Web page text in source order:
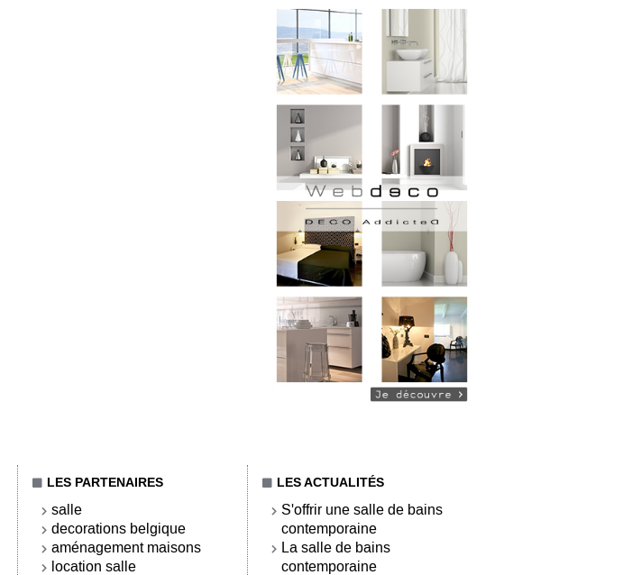
LES PARTENAIRES
salle
decorations belgique
aménagement maisons
location salle
LES ACTUALITÉS
S'offrir une salle de bains
contemporaine
La salle de bains
contemporaine